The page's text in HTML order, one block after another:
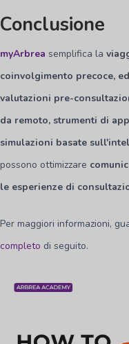
Conclusione
myArbrea semplifica la
coinvolgimento precoce,
valutazioni pre-
da remoto, strumenti di
simulazioni basate
possono ottimizzare
le esperienze di
Per maggiori informazioni,
completo di seguito.